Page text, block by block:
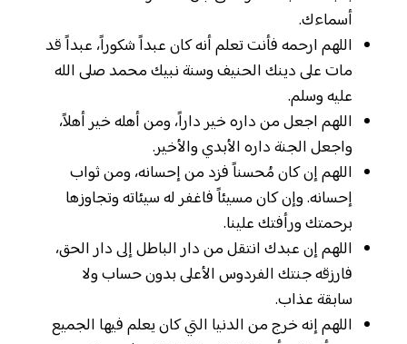
أسماءك.
اللهم ارحمه فأنت تعلم أنه كان عبداً شكوراً، عبداً قد
مات على دينك الحنيف وسنة نبيك محمد صلى الله
عليه وسلم.
اللهم اجعل من داره خير داراً، ومن أهله خير أهلاً،
واجعل الجنة داره الأبدي والأخير.
اللهم إن كان مُحسناً فزد من إحسانه، ومن ثواب
إحسانه. وإن كان مسيئاً فاغفر له سيئاته وتجاوزها
برحمتك ورأفتك علينا.
اللهم إن عبدك انتقل من دار الباطل إلى دار الحق،
فارزقه جنتك الفردوس الأعلى بدون حساب ولا
سابقة عذاب.
اللهم إنه خرج من الدنيا التي كان يعلم فيها الجميع